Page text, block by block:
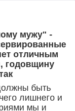
мужу" -
отличным
годовщину
быть
лишнего и
мы и